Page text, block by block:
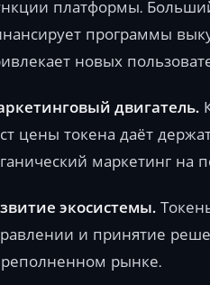
платформы.
программы
новых
двигатель.
цены токена даёт
маркетинг на
экосистемы.
и принятие
рынке.